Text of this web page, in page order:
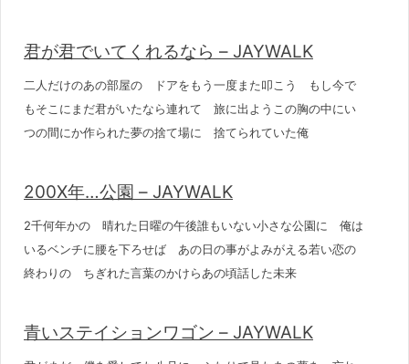
君が君でいてくれるなら – JAYWALK
二人だけのあの部屋の ドアをもう一度また叩こう もし今で
もそこにまだ君がいたなら連れて 旅に出ようこの胸の中にい
つの間にか作られた夢の捨て場に 捨てられていた俺
200X年…公園 – JAYWALK
2千何年かの 晴れた日曜の午後誰もいない小さな公園に 俺は
いるベンチに腰を下ろせば あの日の事がよみがえる若い恋の
終わりの ちぎれた言葉のかけらあの頃話した未来
青いステイションワゴン – JAYWALK